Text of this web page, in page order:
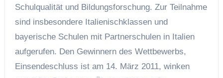
Schulqualität und Bildungsforschung. Zur Teilnahme
sind insbesondere Italienischklassen und
bayerische Schulen mit Partnerschulen in Italien
aufgerufen. Den Gewinnern des Wettbewerbs,
Einsendeschluss ist am 14. März 2011, winken